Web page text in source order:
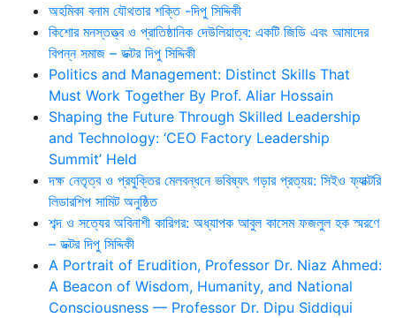
অহমিকা বনাম যৌথতার শক্তি -দিপু সিদ্দিকী
কিশোর মনস্তত্ত্ব ও প্রাতিষ্ঠানিক দেউলিয়াত্ব: একটি জিডি এবং আমাদের
বিপন্ন সমাজ – ডক্টর দিপু সিদ্দিকী
Politics and Management: Distinct Skills That
Must Work Together By Prof. Aliar Hossain
Shaping the Future Through Skilled Leadership
and Technology: ‘CEO Factory Leadership
Summit’ Held
দক্ষ নেতৃত্ব ও প্রযুক্তির মেলবন্ধনে ভবিষ্যৎ গড়ার প্রত্যয়: সিইও ফ্যাক্টরি
লিডারশিপ সামিট অনুষ্ঠিত
শব্দ ও সত্যের অবিনাশী কারিগর: অধ্যাপক আবুল কাসেম ফজলুল হক স্মরণে
– ডক্টর দিপু সিদ্দিকী
A Portrait of Erudition, Professor Dr. Niaz Ahmed:
A Beacon of Wisdom, Humanity, and National
Consciousness — Professor Dr. Dipu Siddiqui